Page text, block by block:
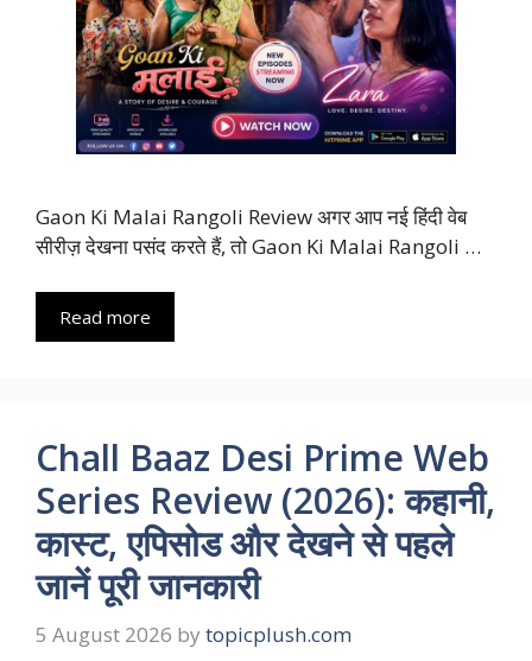
Gaon Ki Malai Rangoli Review अगर आप नई हिंदी वेब
सीरीज़ देखना पसंद करते हैं, तो Gaon Ki Malai Rangoli …
Read more
Chall Baaz Desi Prime Web
Series Review (2026): कहानी,
कास्ट, एपिसोड और देखने से पहले
जानें पूरी जानकारी
5 August 2026 by topicplush.com